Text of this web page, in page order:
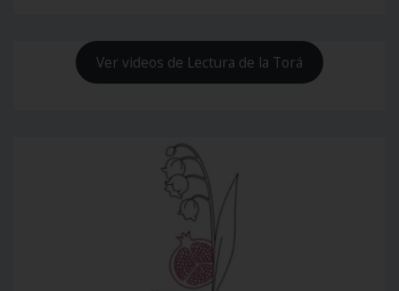
Ver videos de Lectura de la Torá